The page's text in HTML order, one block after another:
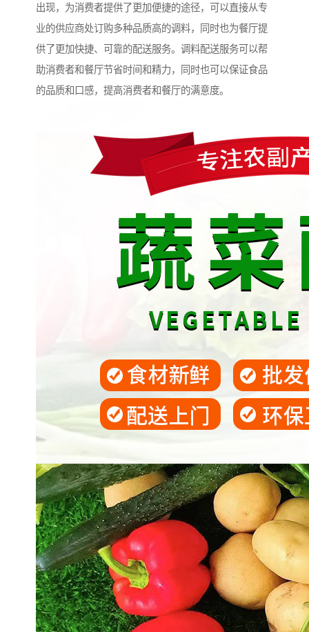
出现，为消费者提供了更加便捷的途径，可以直接从专
业的供应商处订购多种品质高的调料，同时也为餐厅提
供了更加快捷、可靠的配送服务。调料配送服务可以帮
助消费者和餐厅节省时间和精力，同时也可以保证食品
的品质和口感，提高消费者和餐厅的满意度。